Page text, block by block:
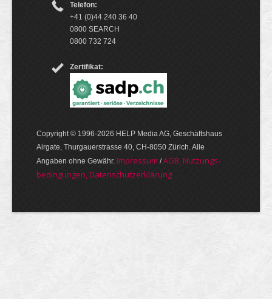
Telefon:
+41 (0)44 240 36 40
0800 SEARCH
0800 732 724
Zertifikat:
Copyright © 1996-2026 HELP Media AG, Geschäftshaus
Airgate, Thurgauer­strasse 40, CH-8050 Zürich. Alle
Angaben ohne Gewähr. Im­pres­sum /AGB, Nut­zungs­
bedin­gungen, Daten­schutz­er­klärung